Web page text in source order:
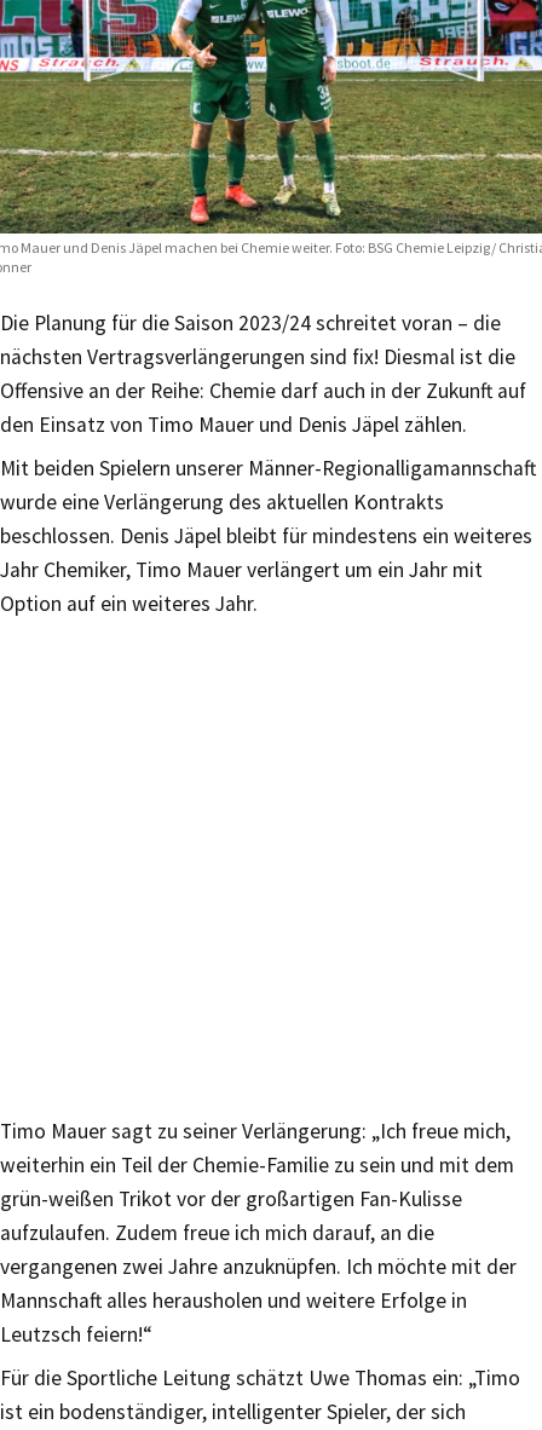
Mauer und Denis Jäpel machen bei Chemie weiter. Foto: BSG Chemie Leipzig/
Die Planung für die Saison 2023/24 schreitet voran – die
nächsten Vertragsverlängerungen sind fix! Diesmal ist die
Offensive an der Reihe: Chemie darf auch in der Zukunft auf
den Einsatz von Timo Mauer und Denis Jäpel zählen.
Mit beiden Spielern unserer Männer-Regionalligamannschaft
wurde eine Verlängerung des aktuellen Kontrakts
beschlossen. Denis Jäpel bleibt für mindestens ein weiteres
Jahr Chemiker, Timo Mauer verlängert um ein Jahr mit
Option auf ein weiteres Jahr.
Timo Mauer sagt zu seiner Verlängerung: „Ich freue mich,
weiterhin ein Teil der Chemie-Familie zu sein und mit dem
grün-weißen Trikot vor der großartigen Fan-Kulisse
aufzulaufen. Zudem freue ich mich darauf, an die
vergangenen zwei Jahre anzuknüpfen. Ich möchte mit der
Mannschaft alles herausholen und weitere Erfolge in
Leutzsch feiern!“
Für die Sportliche Leitung schätzt Uwe Thomas ein: „Timo
ist ein bodenständiger, intelligenter Spieler, der sich